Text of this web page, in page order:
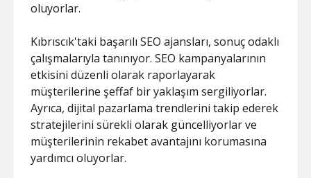
oluyorlar.
Kıbrıscık'taki başarılı SEO ajansları, sonuç odaklı
çalışmalarıyla tanınıyor. SEO kampanyalarının
etkisini düzenli olarak raporlayarak
müşterilerine şeffaf bir yaklaşım sergiliyorlar.
Ayrıca, dijital pazarlama trendlerini takip ederek
stratejilerini sürekli olarak güncelliyorlar ve
müşterilerinin rekabet avantajını korumasına
yardımcı oluyorlar.